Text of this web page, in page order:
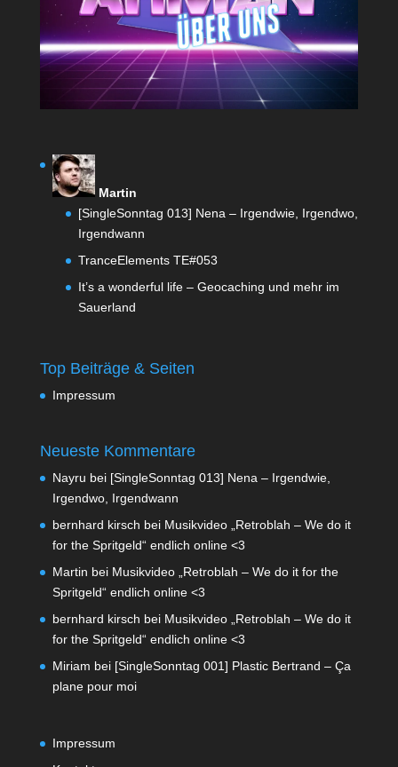
Martin
[SingleSonntag 013] Nena – Irgendwie, Irgendwo,
Irgendwann
TranceElements TE#053
It’s a wonderful life – Geocaching und mehr im
Sauerland
Top Beiträge & Seiten
Impressum
Neueste Kommentare
Nayru bei [SingleSonntag 013] Nena – Irgendwie,
Irgendwo, Irgendwann
bernhard kirsch bei Musikvideo „Retroblah – We do it
for the Spritgeld“ endlich online <3
Martin bei Musikvideo „Retroblah – We do it for the
Spritgeld“ endlich online <3
bernhard kirsch bei Musikvideo „Retroblah – We do it
for the Spritgeld“ endlich online <3
Miriam bei [SingleSonntag 001] Plastic Bertrand – Ça
plane pour moi
Impressum